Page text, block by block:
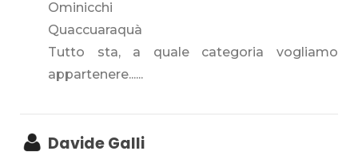
Ominicchi
Quaccuaraquà
Tutto sta, a quale categoria vogliamo
appartenere......
Davide Galli